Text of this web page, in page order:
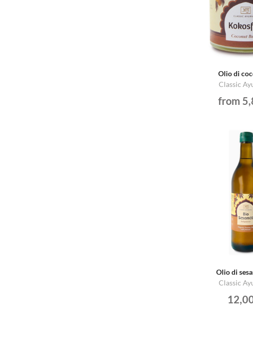
Olio di
Classic
from
Olio di
Classic